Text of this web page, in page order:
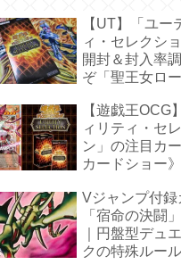
【UT】「ユー
ィ・セレクシ
開封＆封入率
ぞ「聖王女ロ
【遊戯王OCG
ィリティ・セ
ン」の注目カ
カードショー》
Vジャンプ付録
「宿命の決闘
｜円盤型デュ
クの特殊ルー